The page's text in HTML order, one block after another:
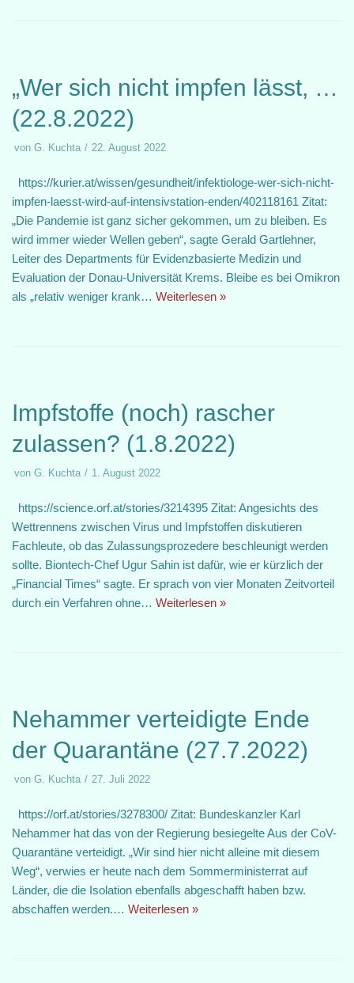
„Wer sich nicht impfen lässt, …
(22.8.2022)
von G. Kuchta 22. August 2022
https://kurier.at/wissen/gesundheit/infektiologe-wer-sich-nicht-
impfen-laesst-wird-auf-intensivstation-enden/402118161 Zitat:
„Die Pandemie ist ganz sicher gekommen, um zu bleiben. Es
wird immer wieder Wellen geben“, sagte Gerald Gartlehner,
Leiter des Departments für Evidenzbasierte Medizin und
Evaluation der Donau-Universität Krems. Bleibe es bei Omikron
als „relativ weniger krank… Weiterlesen »
Impfstoffe (noch) rascher
zulassen? (1.8.2022)
von G. Kuchta 1. August 2022
https://science.orf.at/stories/3214395 Zitat: Angesichts des
Wettrennens zwischen Virus und Impfstoffen diskutieren
Fachleute, ob das Zulassungsprozedere beschleunigt werden
sollte. Biontech-Chef Ugur Sahin ist dafür, wie er kürzlich der
„Financial Times“ sagte. Er sprach von vier Monaten Zeitvorteil
durch ein Verfahren ohne… Weiterlesen »
Nehammer verteidigte Ende
der Quarantäne (27.7.2022)
von G. Kuchta 27. Juli 2022
https://orf.at/stories/3278300/ Zitat: Bundeskanzler Karl
Nehammer hat das von der Regierung besiegelte Aus der CoV-
Quarantäne verteidigt. „Wir sind hier nicht alleine mit diesem
Weg“, verwies er heute nach dem Sommerministerrat auf
Länder, die die Isolation ebenfalls abgeschafft haben bzw.
abschaffen werden.… Weiterlesen »